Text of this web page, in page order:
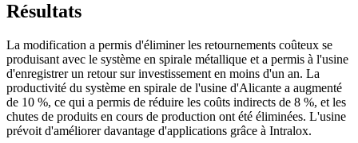
Résultats
La modification a permis d'éliminer les retournements coûteux se
produisant avec le système en spirale métallique et a permis à l'usine
d'enregistrer un retour sur investissement en moins d'un an. La
productivité du système en spirale de l'usine d'Alicante a augmenté
de 10 %, ce qui a permis de réduire les coûts indirects de 8 %, et les
chutes de produits en cours de production ont été éliminées. L'usine
prévoit d'améliorer davantage d'applications grâce à Intralox.